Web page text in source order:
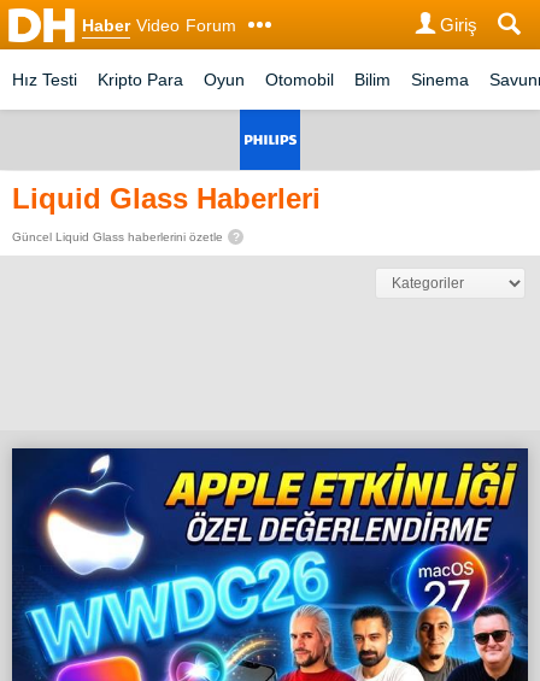
Haber Video Forum Giriş
Hız Testi Kripto Para Oyun Otomobil Bilim Sinema
Liquid Glass Haberleri
Güncel Liquid Glass haberlerini özetle ?